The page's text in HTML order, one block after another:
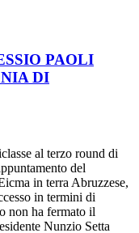
PAOLI
DI
al terzo round di
del
in terra Abruzzese,
in termini di
non ha fermato il
Nunzio Setta